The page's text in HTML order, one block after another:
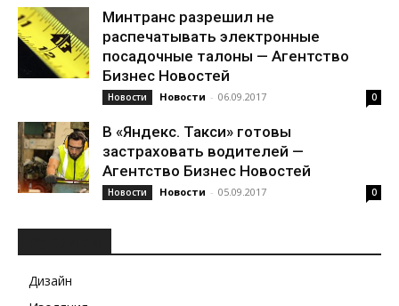
Минтранс разрешил не
распечатывать электронные
посадочные талоны — Агентство
Бизнес Новостей
Новости Новости - 06.09.2017 0
В «Яндекс. Такси» готовы
застраховать водителей —
Агентство Бизнес Новостей
Новости Новости - 05.09.2017 0
Дизайн